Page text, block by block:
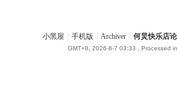
小黑屋 手机版 Archiver 何炅快乐店
GMT+8, 2026-8-7 03:33 , Processed